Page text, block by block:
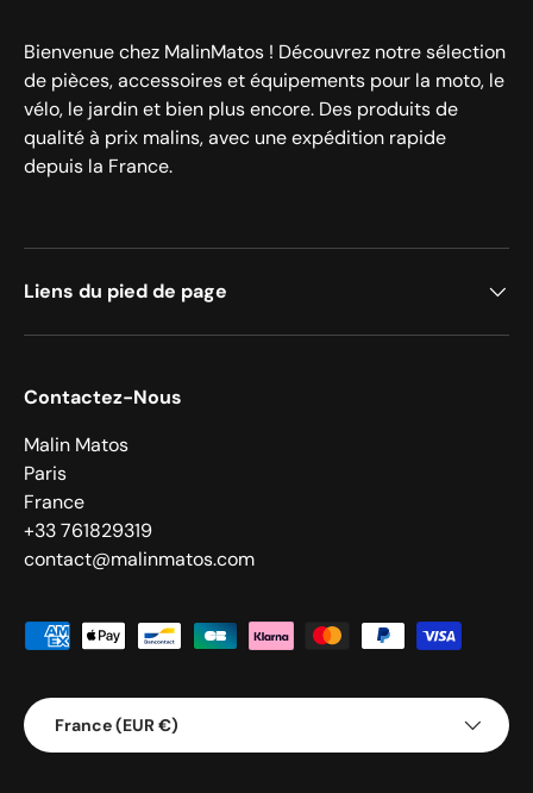
Bienvenue chez MalinMatos ! Découvrez notre sélection
de pièces, accessoires et équipements pour la moto, le
vélo, le jardin et bien plus encore. Des produits de
qualité à prix malins, avec une expédition rapide
depuis la France.
Liens du pied de page
Contactez-Nous
Malin Matos
Paris
France
+33 761829319
contact@malinmatos.com
Moyens de paiement acceptés
Pays
France (EUR €)